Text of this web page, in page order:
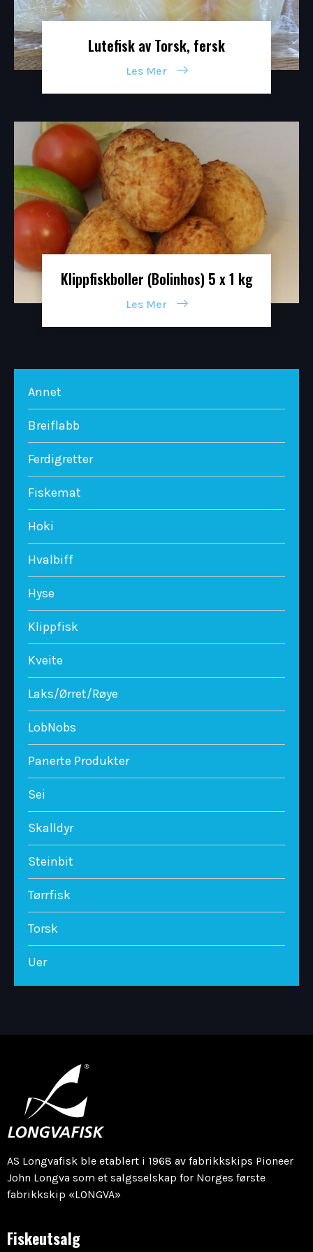
Annet
Breiflabb
Ferdigretter
Fiskemat
Hoki
Hvalbiff
Hyse
Klippfisk
Kveite
Laks/Ørret/Røye
LobNobs
Panerte Produkter
Sei
Skalldyr
Steinbit
Tørrfisk
Torsk
Uer
Lutefisk av Torsk, fersk
Les Mer
Klippfiskboller (Bolinhos) 5 x 1 kg
Les Mer
AS Longvafisk ble etablert i 1968 av fabrikkskips Pioneer
John Longva som et salgsselskap for Norges første
fabrikkskip «LONGVA»
Fiskeutsalg